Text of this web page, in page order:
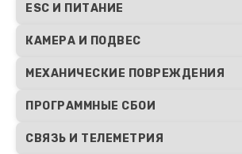
ESC И ПИТАНИЕ
КАМЕРА И ПОДВЕС
МЕХАНИЧЕСКИЕ ПОВРЕЖДЕНИЯ
ПРОГРАММНЫЕ СБОИ
СВЯЗЬ И ТЕЛЕМЕТРИЯ